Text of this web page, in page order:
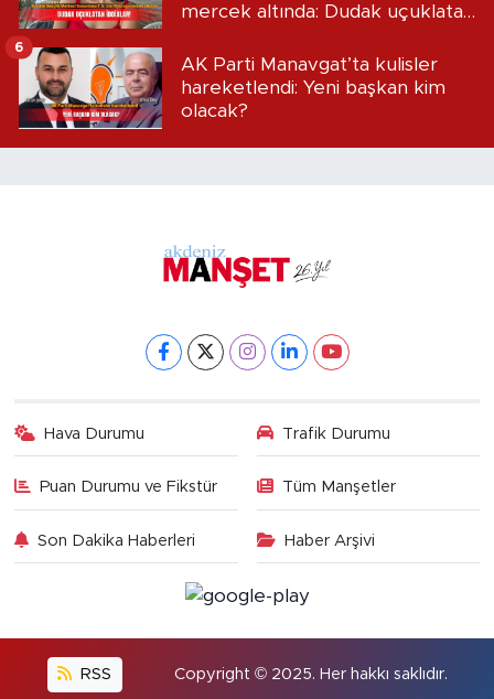
mercek altında: Dudak uçuklatan
AK Parti Manavgat’ta kulisler
hareketlendi: Yeni başkan kim
olacak?
6
Hava Durumu Trafik Durumu
Puan Durumu ve Fikstür Tüm Manşetler
Son Dakika Haberleri Haber Arşivi
RSS Copyright © 2025. Her hakkı saklıdır.